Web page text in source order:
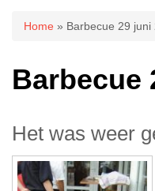
U bent hier
Home » Barbecue 29 juni
Barbecue
Het was weer